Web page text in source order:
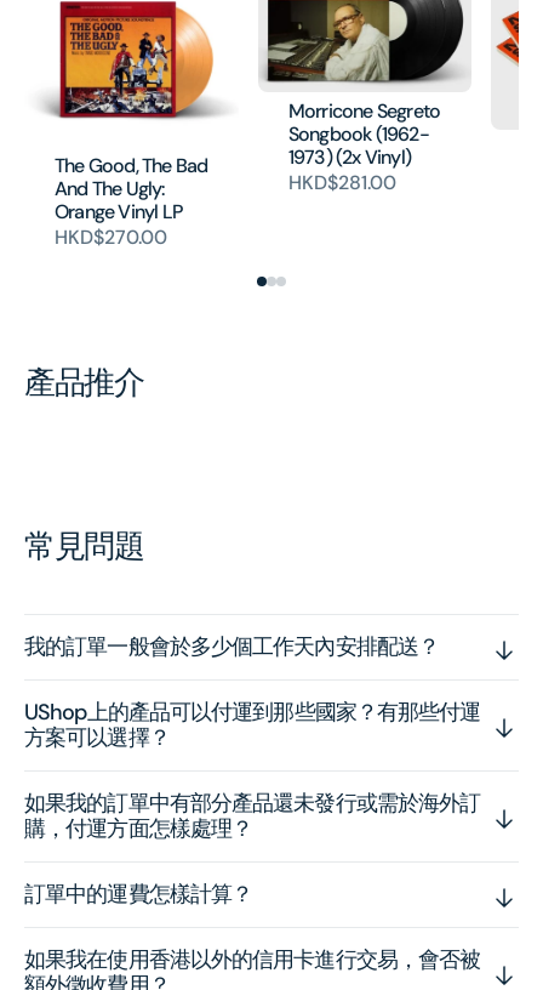
The Good, The Bad
And The Ugly:
Orange Vinyl LP
HKD$270.00
Morricone Segreto
Songbook (1962-
1973) (2x Vinyl)
HKD$281.00
產品推介
常見問題
我的訂單一般會於多少個工作天內安排配送？
UShop上的產品可以付運到那些國家？有那些付運
方案可以選擇？
如果我的訂單中有部分產品還未發行或需於海外訂
購，付運方面怎樣處理？
訂單中的運費怎樣計算？
如果我在使用香港以外的信用卡進行交易，會否被